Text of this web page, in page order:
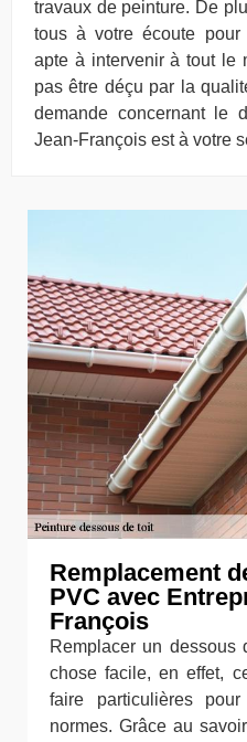
travaux de peinture. De
tous à votre écoute
apte à intervenir à tout le
pas être déçu par la
demande concernant le
Jean-François est à votre
Remplacement
PVC avec
François
Remplacer un dessous
chose facile, en effet,
faire particulières
normes. Grâce au